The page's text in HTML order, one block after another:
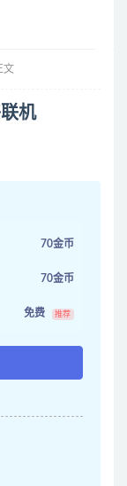
文
机
70金币
70金币
免费 推荐